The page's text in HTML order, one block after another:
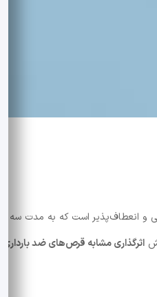
و انعطاف‌پذیر است که به مدت سه
اثرگذاری مشابه قرص‌های ضد بارداری